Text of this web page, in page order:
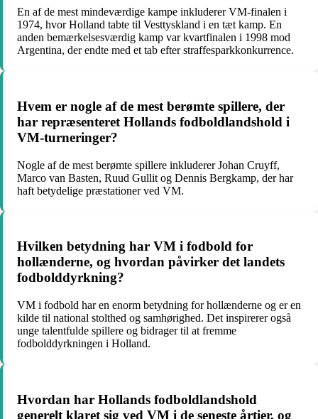
En af de mest mindeværdige kampe inkluderer VM-finalen i
1974, hvor Holland tabte til Vesttyskland i en tæt kamp. En
anden bemærkelsesværdig kamp var kvartfinalen i 1998 mod
Argentina, der endte med et tab efter straffesparkkonkurrence.
Hvem er nogle af de mest berømte spillere, der
har repræsenteret Hollands fodboldlandshold i
VM-turneringer?
Nogle af de mest berømte spillere inkluderer Johan Cruyff,
Marco van Basten, Ruud Gullit og Dennis Bergkamp, der har
haft betydelige præstationer ved VM.
Hvilken betydning har VM i fodbold for
hollænderne, og hvordan påvirker det landets
fodbolddyrkning?
VM i fodbold har en enorm betydning for hollænderne og er en
kilde til national stolthed og samhørighed. Det inspirerer også
unge talentfulde spillere og bidrager til at fremme
fodbolddyrkningen i Holland.
Hvordan har Hollands fodboldlandshold
generelt klaret sig ved VM i de seneste årtier, og